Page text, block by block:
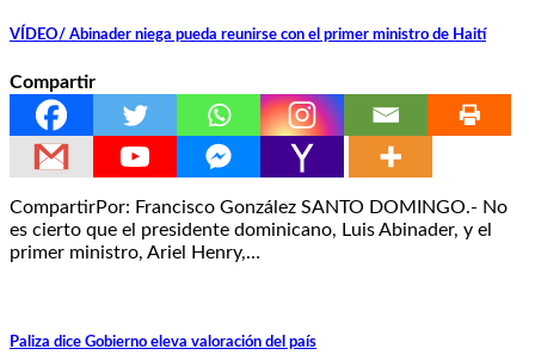
VÍDEO/ Abinader niega pueda reunirse con el primer ministro de Haití
Compartir
CompartirPor: Francisco González SANTO DOMINGO.- No
es cierto que el presidente dominicano, Luis Abinader, y el
primer ministro, Ariel Henry,…
Paliza dice Gobierno eleva valoración del país